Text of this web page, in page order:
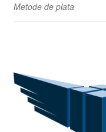
Metode de plata